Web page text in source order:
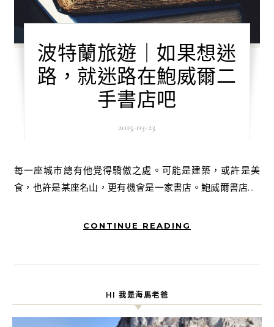
波特蘭旅遊｜如果想迷
路，就迷路在鮑威爾二
手書店吧
2015-03-23
每一座城市總有他覺得驕傲之處。可能是建築，或許是美
食，也許是某座名山，更有機會是一家書店。鮑威爾書店...
CONTINUE READING
HI 我是海馬老爸